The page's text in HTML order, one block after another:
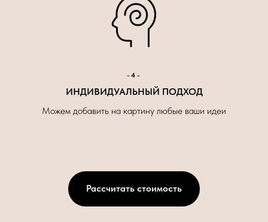
-4-
ИНДИВИДУАЛЬНЫЙ ПОДХОД
Можем добавить на картину любые ваши идеи
Рассчитать стоимость